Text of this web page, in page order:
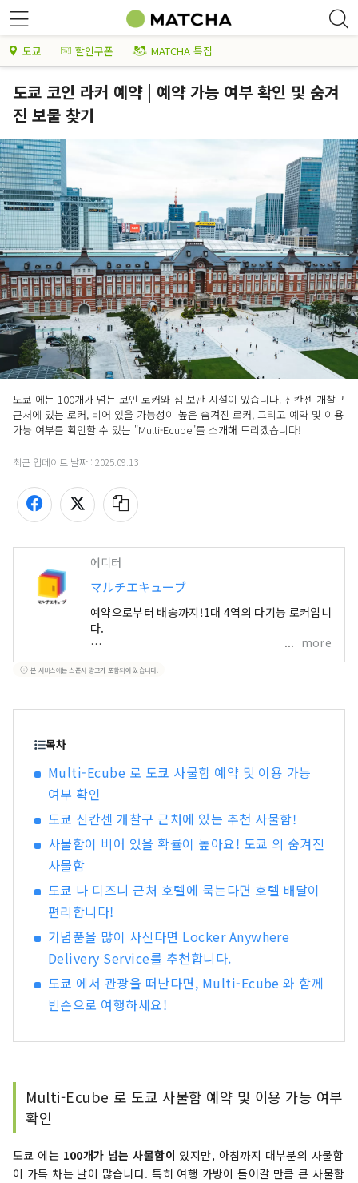
도쿄 할인쿠폰 MATCHA 특집
도쿄 코인 라커 예약 | 예약 가능 여부 확인 및 숨겨
진 보물 찾기
도쿄 에는 100개가 넘는 코인 로커와 짐 보관 시설이 있습니다. 신칸센 개찰구
근처에 있는 로커, 비어 있을 가능성이 높은 숨겨진 로커, 그리고 예약 및 이용
가능 여부를 확인할 수 있는 "Multi-Ecube"를 소개해 드리겠습니다!
최근 업데이트 날짜 : 2025.09.13
에디터
マルチエキューブ
예약으로부터 배송까지!1대 4역의 다기능 로커입니
다.
멀티 에큐브는, JR 동일본 그룹이 운영하는, 4개의
기능(예입·예약·수취·발송)이 1대로 사용할 수 있
당일 배송 서비스” 등, 여러분의 외출을 보다 쾌적하
more
본 서비스에는 스폰서 광고가 포함되어 있습니다.
목차
Multi-Ecube 로 도쿄 사물함 예약 및 이용 가능
여부 확인
도쿄 신칸센 개찰구 근처에 있는 추천 사물함!
사물함이 비어 있을 확률이 높아요! 도쿄 의 숨겨진
사물함
도쿄 나 디즈니 근처 호텔에 묵는다면 호텔 배달이
편리합니다!
기념품을 많이 사신다면 Locker Anywhere
Delivery Service를 추천합니다.
도쿄 에서 관광을 떠난다면, Multi-Ecube 와 함께
빈손으로 여행하세요!
Multi-Ecube 로 도쿄 사물함 예약 및 이용 가능 여부
확인
도쿄 에는 100개가 넘는 사물함이 있지만, 아침까지 대부분의 사물함
이 가득 차는 날이 많습니다. 특히 여행 가방이 들어갈 만큼 큰 사물함